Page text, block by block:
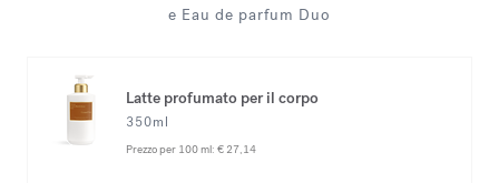
e Eau de parfum Duo
Latte profumato per il corpo
350ml
Prezzo per 100 ml: € 27,14